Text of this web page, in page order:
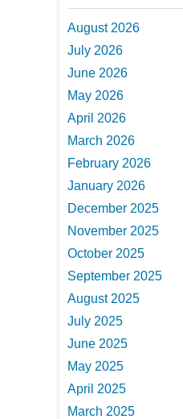
August 2026
July 2026
June 2026
May 2026
April 2026
March 2026
February 2026
January 2026
December 2025
November 2025
October 2025
September 2025
August 2025
July 2025
June 2025
May 2025
April 2025
March 2025